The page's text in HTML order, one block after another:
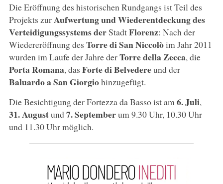
Die Eröffnung des historischen Rundgangs ist Teil des
Projekts zurAufwertung und Wiederentdeckung des
Verteidigungssystems derStadtFlorenz: Nach der
Wiedereröffnung des Torre di San Niccolòim Jahr 2011
wurden im Laufe der Jahre derTorre della Zecca, die
Porta Romana, das Forte di Belvedereund der
Baluardo a San Giorgiohinzugefügt.
Die Besichtigung der Fortezza da Basso ist am 6. Juli,
31. Augustund7. Septemberum 9.30 Uhr, 10.30 Uhr
und 11.30 Uhr möglich.